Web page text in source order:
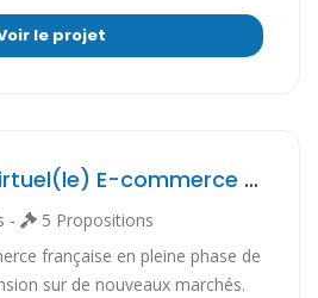
le projet
Assistant(e) Virtuel(le) E-commerce — Création de boutiques Shopify & Opérations
-
5 Propositions
française en pleine phase de
sur de nouveaux marchés.